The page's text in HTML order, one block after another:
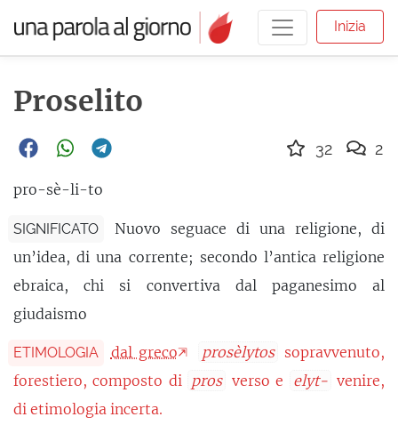
Inizia
Proselito
pro-sè-li-to
SIGNIFICATO
Nuovo seguace di una religione, di
un’idea, di una corrente; secondo l’antica religione
ebraica, chi si convertiva dal paganesimo al
giudaismo
ETIMOLOGIA dal greco prosèlytos
sopravvenuto,
forestiero, composto di pros verso e elyt- venire,
di etimologia incerta.
32 2